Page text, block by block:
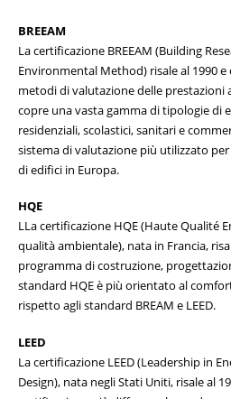
BREEAM
La certificazione BREEAM (Building
Environmental Method) risale al 1990
metodi di valutazione delle prestazioni
copre una vasta gamma di tipologie di
residenziali, scolastici, sanitari e
sistema di valutazione più utilizzato
di edifici in Europa.
HQE
LLa certificazione HQE (Haute Qualité
qualità ambientale), nata in Francia,
programma di costruzione,
standard HQE è più orientato al
rispetto agli standard BREAM e LEED.
LEED
La certificazione LEED (Leadership in
Design), nata negli Stati Uniti, risale al